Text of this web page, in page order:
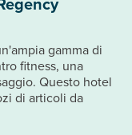
gamma di
fitness, una
Questo hotel
di articoli da